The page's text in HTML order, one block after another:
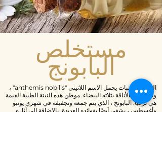
مستخلص
البابونج
البابونج هو نبات يحمل الاسم اللاتيني "anthemis nobilis" ،
ويرمز إلى الأناقة بتلاته البيضاء. موطن هذه النبتة الطبية القيمة
هي تركيا. البابونج ، الذي يتم جمعه وتجفيفه في شهري يونيو
وأغسطس ، يشفي أيضًا بفوائده العديدة. بالإضافة إلى آثاره